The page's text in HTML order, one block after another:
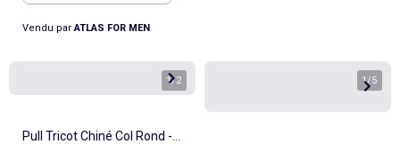
Vendu par ATLAS FOR MEN
1/2
Pull Tricot Chiné Col Rond -
1/5